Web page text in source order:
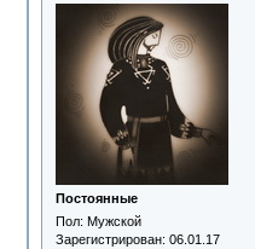
Постоянные
Пол: Мужской
Зарегистрирован: 06.01.17